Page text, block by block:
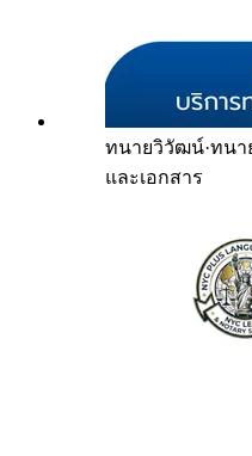
ทนายวิวัฒน์·ทนา
และเอกสาร